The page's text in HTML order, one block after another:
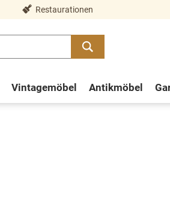
Restaurationen
Vintagemöbel Antikmöbel